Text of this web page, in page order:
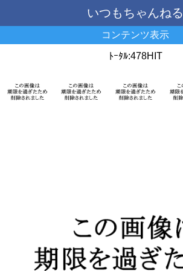
いつもちゃんねる
コンテンツ表示
ﾄｰﾀﾙ:478HIT